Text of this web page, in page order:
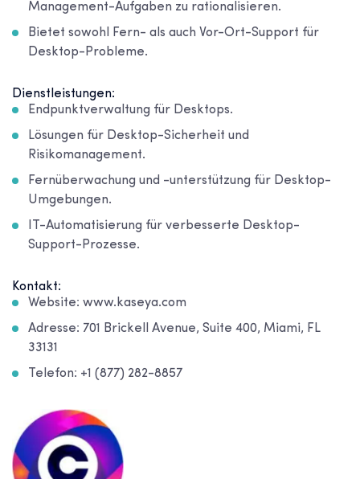
Management-Aufgaben zu rationalisieren.
Bietet sowohl Fern- als auch Vor-Ort-Support für
Desktop-Probleme.
Dienstleistungen:
Endpunktverwaltung für Desktops.
Lösungen für Desktop-Sicherheit und
Risikomanagement.
Fernüberwachung und -unterstützung für Desktop-
Umgebungen.
IT-Automatisierung für verbesserte Desktop-
Support-Prozesse.
Kontakt:
Website: www.kaseya.com
Adresse: 701 Brickell Avenue, Suite 400, Miami, FL
33131
Telefon: +1 (877) 282-8857